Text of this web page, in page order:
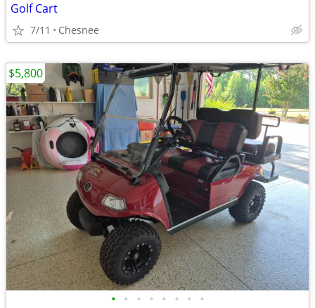
Golf Cart
7/11 Chesnee
• • • • • • • •
$5,800